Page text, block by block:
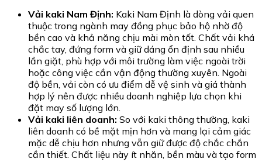
Vải kaki Nam Định: Kaki Nam Định là dòng vải quen
thuộc trong ngành may đồng phục bảo hộ nhờ độ
bền cao và khả năng chịu mài mòn tốt. Chất vải khá
chắc tay, đứng form và giữ dáng ổn định sau nhiều
lần giặt, phù hợp với môi trường làm việc ngoài trời
hoặc công việc cần vận động thường xuyên. Ngoài
độ bền, vải còn có ưu điểm dễ vệ sinh và giá thành
hợp lý nên được nhiều doanh nghiệp lựa chọn khi
đặt may số lượng lớn.
Vải kaki liên doanh: So với kaki thông thường, kaki
liên doanh có bề mặt mịn hơn và mang lại cảm giác
mặc dễ chịu hơn nhưng vẫn giữ được độ chắc chắn
cần thiết. Chất liệu này ít nhăn, bền màu và tạo form